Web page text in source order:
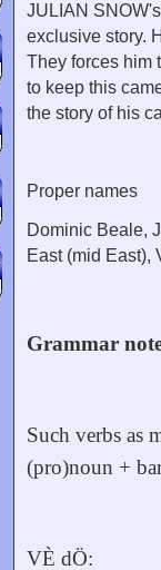
JULIAN
exclusive story.
They forces him
to keep this
the story of his
Proper names
Dominic Beale,
East (mid East),
Grammar
Such verbs as
(pro)noun +
VÈ dÖ: